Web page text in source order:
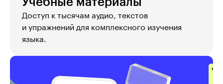
Доступ к тысячам аудио, текстов
и упражнений для комплексного изучения
языка.